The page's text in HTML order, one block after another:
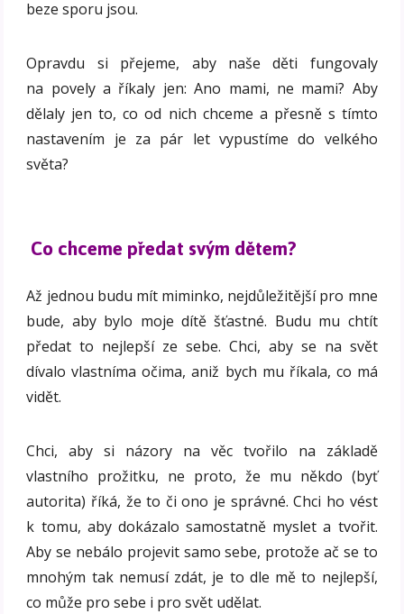
beze sporu jsou.
Opravdu si přejeme, aby naše děti fungovaly
na povely a říkaly jen: Ano mami, ne mami? Aby
dělaly jen to, co od nich chceme a přesně s tímto
nastavením je za pár let vypustíme do velkého
světa?
Co chceme předat svým dětem?
Až jednou budu mít miminko, nejdůležitější pro mne
bude, aby bylo moje dítě šťastné. Budu mu chtít
předat to nejlepší ze sebe. Chci, aby se na svět
dívalo vlastníma očima, aniž bych mu říkala, co má
vidět.
Chci, aby si názory na věc tvořilo na základě
vlastního prožitku, ne proto, že mu někdo (byť
autorita) říká, že to či ono je správné. Chci ho vést
k tomu, aby dokázalo samostatně myslet a tvořit.
Aby se nebálo projevit samo sebe, protože ač se to
mnohým tak nemusí zdát, je to dle mě to nejlepší,
co může pro sebe i pro svět udělat.